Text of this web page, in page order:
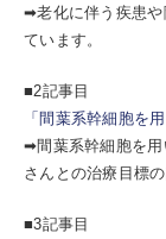
➡老化に伴う疾患や
ています。
■2記事目
「間葉系幹細胞を
➡間葉系幹細胞を用
さんとの治療目標
■3記事目